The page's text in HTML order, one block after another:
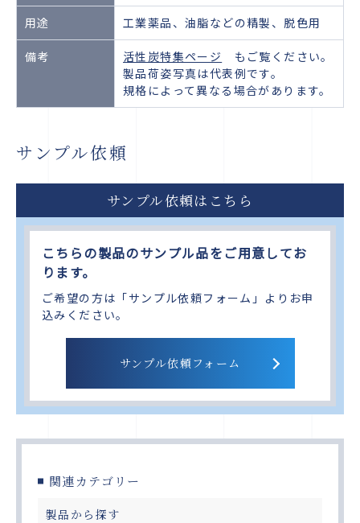
用途 工業薬品、油脂などの精製、脱色用
備考 活性炭特集ページ
もご覧ください。
製品荷姿写真は代表例です。
規格によって異なる場合があります。
サンプル依頼
サンプル依頼はこちら
こちらの製品のサンプル品をご用意してお
ります。
ご希望の方は「サンプル依頼フォーム」よりお申
込みください。
サンプル依頼フォーム
関連カテゴリー
製品から探す